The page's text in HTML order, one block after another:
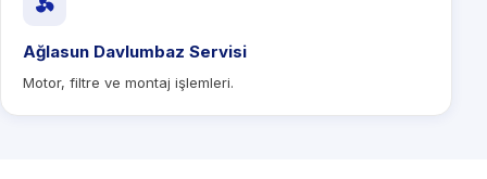
Ağlasun Davlumbaz Servisi
Motor, filtre ve montaj işlemleri.